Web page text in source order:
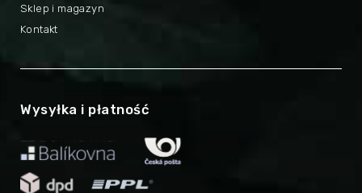
Sklep i magazyn
Kontakt
Wysyłka i płatność